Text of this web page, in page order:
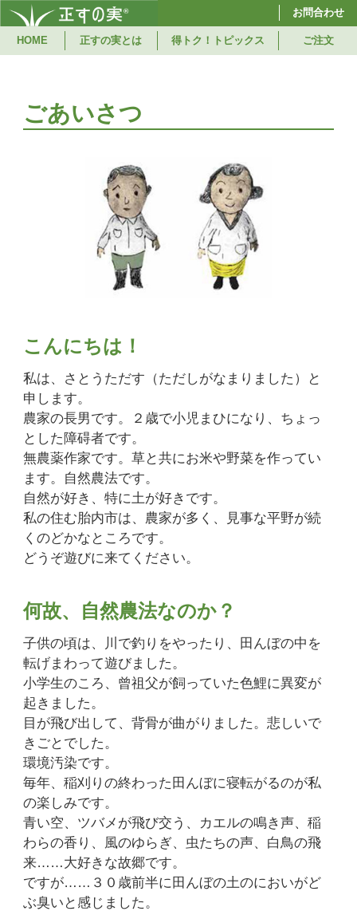
お問合わせ
HOME 正すの実とは 得トク！トピックス ご注文
ごあいさつ
こんにちは！
私は、さとうただす（ただしがなまりました）と
申します。
農家の長男です。２歳で小児まひになり、ちょっ
とした障碍者です。
無農薬作家です。草と共にお米や野菜を作ってい
ます。自然農法です。
自然が好き、特に土が好きです。
私の住む胎内市は、農家が多く、見事な平野が続
くのどかなところです。
どうぞ遊びに来てください。
何故、自然農法なのか？
子供の頃は、川で釣りをやったり、田んぼの中を
転げまわって遊びました。
小学生のころ、曾祖父が飼っていた色鯉に異変が
起きました。
目が飛び出して、背骨が曲がりました。悲しいで
きごとでした。
環境汚染です。
毎年、稲刈りの終わった田んぼに寝転がるのが私
の楽しみです。
青い空、ツバメが飛び交う、カエルの鳴き声、稲
わらの香り、風のゆらぎ、虫たちの声、白鳥の飛
来……大好きな故郷です。
ですが……３０歳前半に田んぼの土のにおいがど
ぶ臭いと感じました。